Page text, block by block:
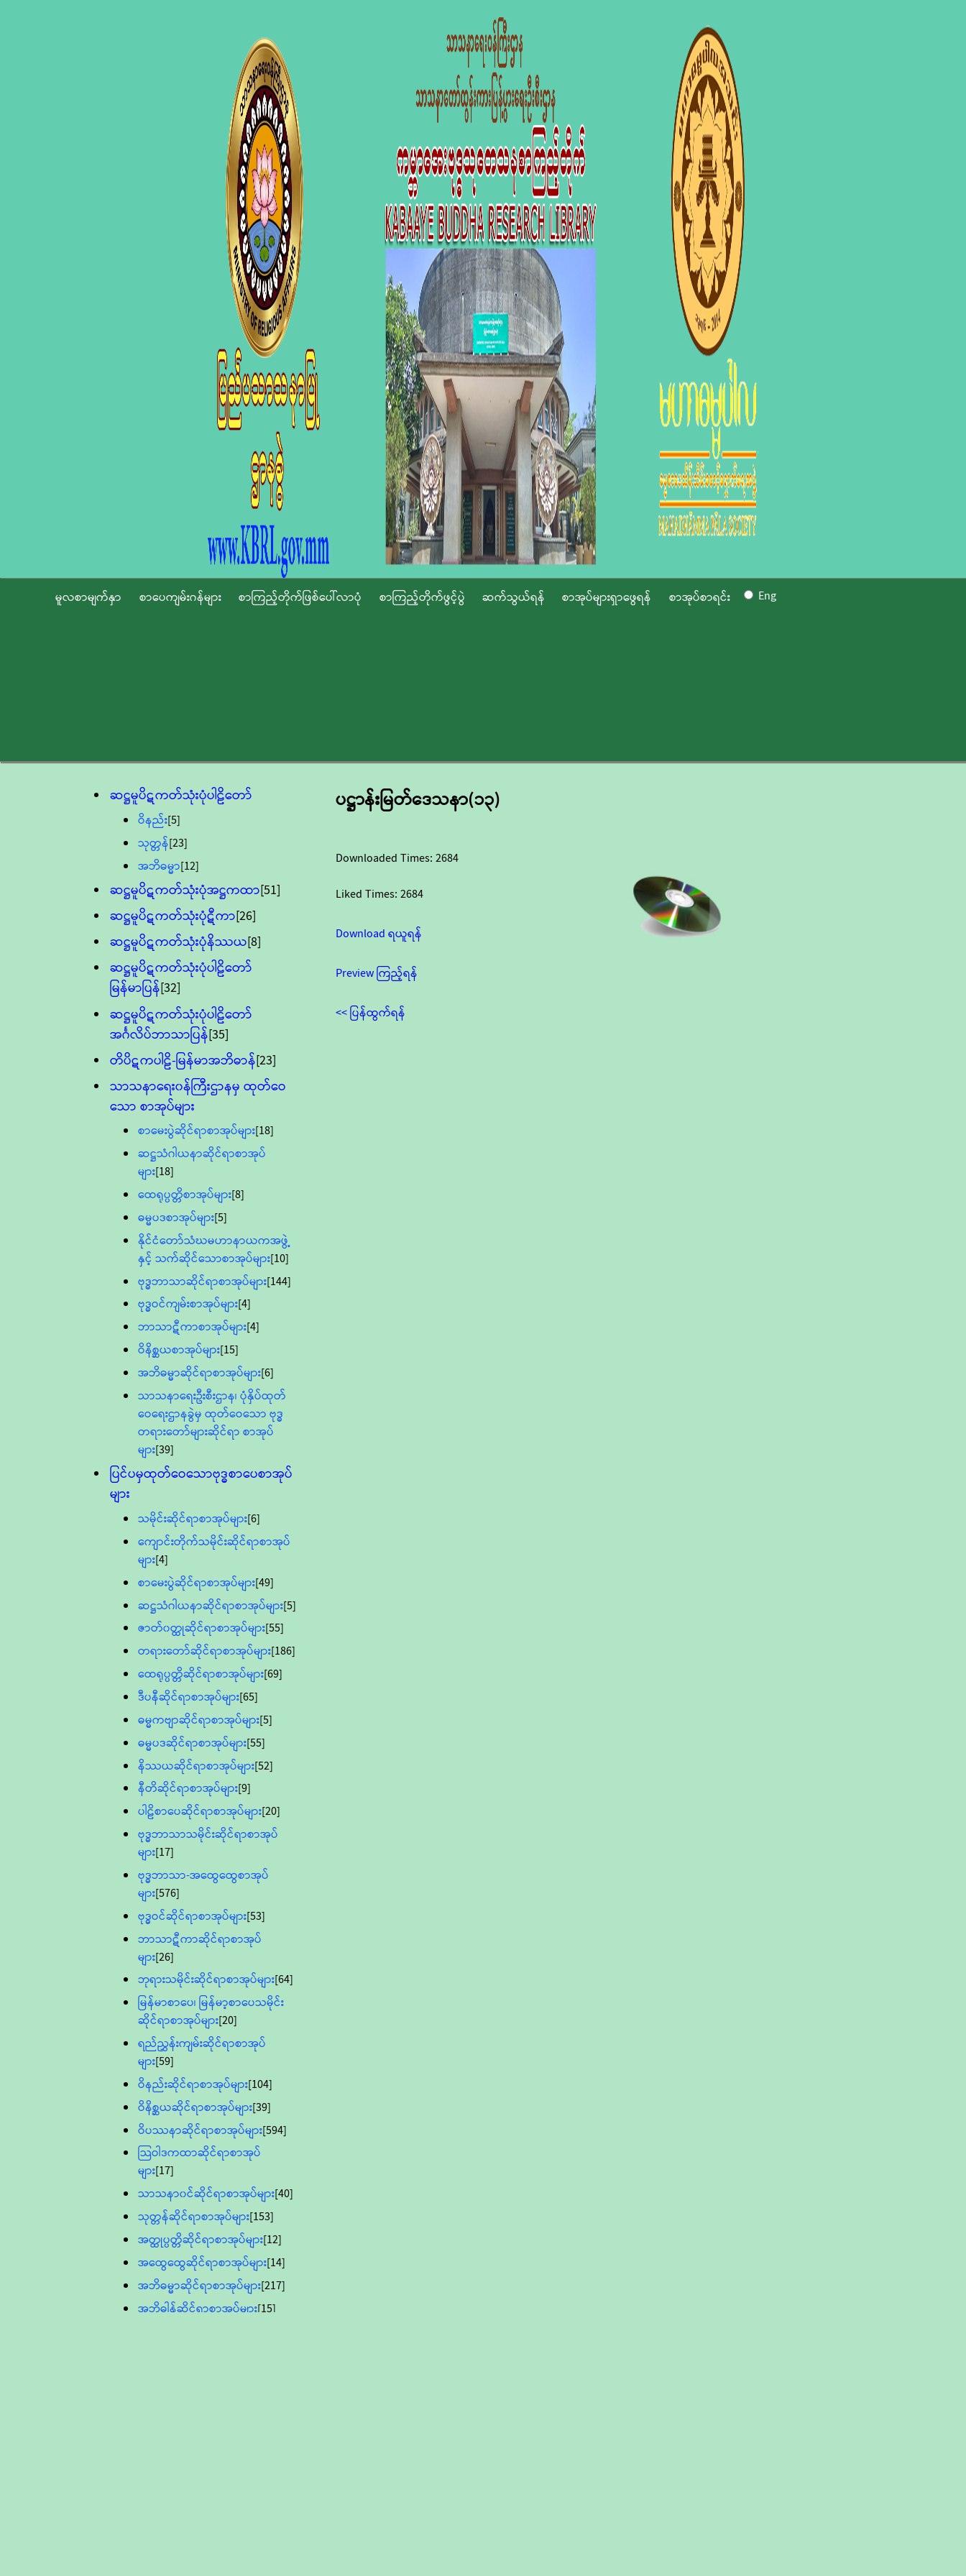
မူလစာမျက်နှာ စာပေကျမ်းဂန်များ စာကြည့်တိုက်ဖြစ်ပေါ်လာပုံ စာကြည့်တိုက်ဖွင့်ပွဲ ဆက်သွယ်ရန် စာအုပ်များရှာဖွေရန် စာအုပ်စာရင်း Eng
ဆဋ္ဌမူပိဋကတ်သုံးပုံပါဠိတော်
ဝိနည်း[5]
သုတ္တန်[23]
အဘိဓမ္မာ[12]
ဆဋ္ဌမူပိဋကတ်သုံးပုံအဋ္ဌကထာ[51]
ဆဋ္ဌမူပိဋကတ်သုံးပုံဋီကာ[26]
ဆဋ္ဌမူပိဋကတ်သုံးပုံနိဿယ[8]
ဆဋ္ဌမူပိဋကတ်သုံးပုံပါဠိတော်
မြန်မာပြန်[32]
ဆဋ္ဌမူပိဋကတ်သုံးပုံပါဠိတော်
အင်္ဂလိပ်ဘာသာပြန်[35]
တိပိဋကပါဠိ-မြန်မာအဘိဓာန်[23]
သာသနာရေး၀န်ကြီးဌာနမှ ထုတ်ဝေ
သော စာအုပ်များ
စာမေးပွဲဆိုင်ရာစာအုပ်များ[18]
ဆဋ္ဌသံဂါယနာဆိုင်ရာစာအုပ်
များ[18]
ထေရုပ္ပတ္တိစာအုပ်များ[8]
ဓမ္မပဒစာအုပ်များ[5]
နိုင်ငံတော်သံဃမဟာနာယကအဖွဲ့
နှင့် သက်ဆိုင်သောစာအုပ်များ[10]
ဗုဒ္ဓဘာသာဆိုင်ရာစာအုပ်များ[144]
ဗုဒ္ဓဝင်ကျမ်းစာအုပ်များ[4]
ဘာသာဋီကာစာအုပ်များ[4]
ဝိနိစ္ဆယစာအုပ်များ[15]
အဘိဓမ္မာဆိုင်ရာစာအုပ်များ[6]
သာသနာရေးဦးစီးဌာန၊ ပုံနှိပ်ထုတ်
ဝေရေးဌာနခွဲမှ ထုတ်ဝေသော ဗုဒ္ဓ
တရားတော်များဆိုင်ရာ စာအုပ်
များ[39]
ပြင်ပမှထုတ်ဝေသောဗုဒ္ဓစာပေစာအုပ်
များ
သမိုင်းဆိုင်ရာစာအုပ်များ[6]
ကျောင်းတိုက်သမိုင်းဆိုင်ရာစာအုပ်
များ[4]
စာမေးပွဲဆိုင်ရာစာအုပ်များ[49]
ဆဋ္ဌသံဂါယနာဆိုင်ရာစာအုပ်များ[5]
ဇာတ်၀တ္ထုဆိုင်ရာစာအုပ်များ[55]
တရားတော်ဆိုင်ရာစာအုပ်များ[186]
ထေရုပ္ပတ္တိဆိုင်ရာစာအုပ်များ[69]
ဒီပနီဆိုင်ရာစာအုပ်များ[65]
ဓမ္မကဗျာဆိုင်ရာစာအုပ်များ[5]
ဓမ္မပဒဆိုင်ရာစာအုပ်များ[55]
နိဿယဆိုင်ရာစာအုပ်များ[52]
နီတိဆိုင်ရာစာအုပ်များ[9]
ပါဠိစာပေဆိုင်ရာစာအုပ်များ[20]
ဗုဒ္ဓဘာသာသမိုင်းဆိုင်ရာစာအုပ်
များ[17]
ဗုဒ္ဓဘာသာ-အထွေထွေစာအုပ်
များ[576]
ဗုဒ္ဓဝင်ဆိုင်ရာစာအုပ်များ[53]
ဘာသာဋီကာဆိုင်ရာစာအုပ်
များ[26]
ဘုရားသမိုင်းဆိုင်ရာစာအုပ်များ[64]
မြန်မာစာပေ၊ မြန်မာ့စာပေသမိုင်း
ဆိုင်ရာစာအုပ်များ[20]
ရည်ညွှန်းကျမ်းဆိုင်ရာစာအုပ်
များ[59]
ဝိနည်းဆိုင်ရာစာအုပ်များ[104]
ဝိနိစ္ဆယဆိုင်ရာစာအုပ်များ[39]
ဝိပဿနာဆိုင်ရာစာအုပ်များ[594]
သြဝါဒကထာဆိုင်ရာစာအုပ်
များ[17]
သာသနာ၀င်ဆိုင်ရာစာအုပ်များ[40]
သုတ္တန်ဆိုင်ရာစာအုပ်များ[153]
အတ္ထုပ္ပတ္တိဆိုင်ရာစာအုပ်များ[12]
အထွေထွေဆိုင်ရာစာအုပ်များ[14]
အဘိဓမ္မာဆိုင်ရာစာအုပ်များ[217]
အဘိဓါန်ဆိုင်ရာစာအုပ်များ[15]
ပဋ္ဌာန်းမြတ်ဒေသနာ(၁၃)
Downloaded Times: 2684
Liked Times: 2684
Download ရယူရန်
Preview ကြည့်ရန်
<< ပြန်ထွက်ရန်